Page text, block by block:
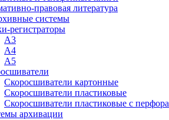
правовая литература
системы
регистраторы
А3
А4
А5
Скоросшиватели картонные
Скоросшиватели пластиковые
Скоросшиватели пластиковые с
архивации